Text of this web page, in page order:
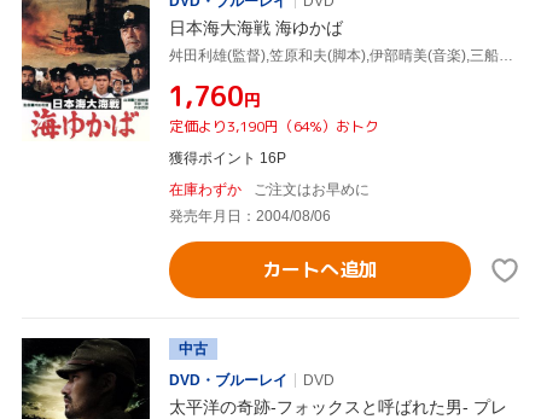
日本海大海戦 海ゆかば
舛田利雄(監督),笠原和夫(脚本),伊部晴美(音楽),三船敏郎,沖田浩之,三原順子,宅麻伸,丹波哲郎
¥1,760円
定価より3,190円（64%）おトク
獲得ポイント 16P
在庫わずか
ご注文はお早めに
発売年月日：2004/08/06
カートへ追加
中古
DVD・ブルーレイ
DVD
太平洋の奇跡-フォックスと呼ばれた男- プレ